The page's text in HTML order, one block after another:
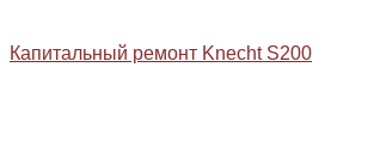
Капитальный ремонт Knecht S200